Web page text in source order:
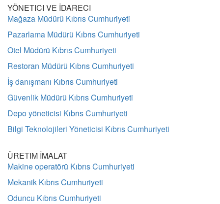
YÖNETICI VE İDARECI
Mağaza Müdürü Kıbrıs Cumhuriyeti
Pazarlama Müdürü Kıbrıs Cumhuriyeti
Otel Müdürü Kıbrıs Cumhuriyeti
Restoran Müdürü Kıbrıs Cumhuriyeti
İş danışmanı Kıbrıs Cumhuriyeti
Güvenlik Müdürü Kıbrıs Cumhuriyeti
Depo yöneticisi Kıbrıs Cumhuriyeti
Bilgi Teknolojileri Yöneticisi Kıbrıs Cumhuriyeti
ÜRETIM İMALAT
Makine operatörü Kıbrıs Cumhuriyeti
Mekanik Kıbrıs Cumhuriyeti
Oduncu Kıbrıs Cumhuriyeti